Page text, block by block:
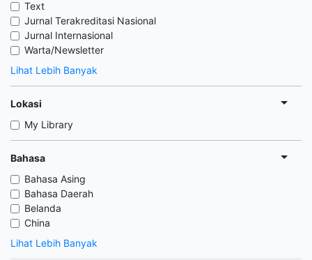
Text
Jurnal Terakreditasi Nasional
Jurnal Internasional
Warta/Newsletter
Lihat Lebih Banyak
Lokasi
My Library
Bahasa
Bahasa Asing
Bahasa Daerah
Belanda
China
Lihat Lebih Banyak